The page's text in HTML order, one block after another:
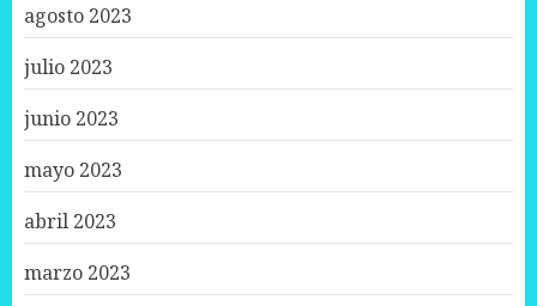
agosto 2023
julio 2023
junio 2023
mayo 2023
abril 2023
marzo 2023